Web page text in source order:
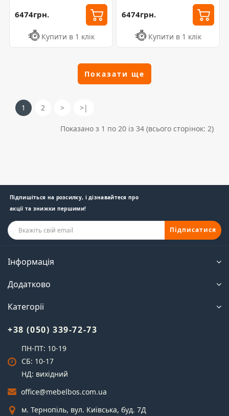
6474грн.
Купити в 1 клік
6474грн.
Купити в 1 клік
Показати ще
1 2 > >|
Показано з 1 по 20 із 34 (всього сторінок: 2)
Підпишіться на розсилку, і дізнавайтеся про
акції та знижки першими!
Підписатися
Інформація
Додатково
Категорії
+38 (050) 339-72-73
ПН-ПТ: 10-19
СБ: 10-17
НД: вихідний
office@mebelbos.com.ua
м. Тернопіль, вул. Київська, буд. 7Д